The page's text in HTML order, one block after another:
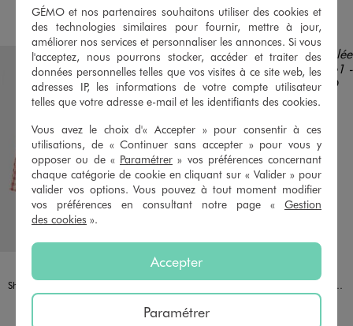
AJOUTERAU PANIER AJOUTERAU PANIER
Short ample à carreaux avec taille ajustable fille
-50% sur le 2ème produit d'été
Disponible en 2 coloris
-50% sur le 2ème produit d'été
GÉMO et nos partenaires souhaitons utiliser des cookies et
des technologies similaires pour fournir, mettre à jour,
améliorer nos services et personnaliser les annonces. Si vous
l'acceptez, nous pourrons stocker, accéder et traiter des
données personnelles telles que vos visites à ce site web, les
adresses IP, les informations de votre compte utilisateur
telles que votre adresse e-mail et les identifiants des cookies.
Vous avez le choix d'« Accepter » pour consentir à ces
utilisations, de « Continuer sans accepter » pour vous y
opposer ou de « Paramétrer » vos préférences concernant
chaque catégorie de cookie en cliquant sur « Valider » pour
valider vos options. Vous pouvez à tout moment modifier
vos préférences en consultant notre page « Gestion
des cookies ».
Accepter
Paramétrer